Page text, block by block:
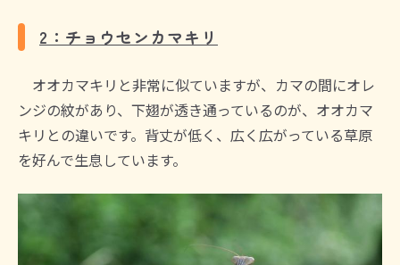
2：チョウセンカマキリ
オオカマキリと非常に似ていますが、カマの間にオレ
ンジの紋があり、下翅が透き通っているのが、オオカマ
キリとの違いです。背丈が低く、広く広がっている草原
を好んで生息しています。